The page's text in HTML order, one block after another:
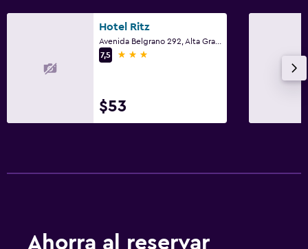
Hotel Ritz
7,5
3 estrellas
$53
Ahorra al reservar